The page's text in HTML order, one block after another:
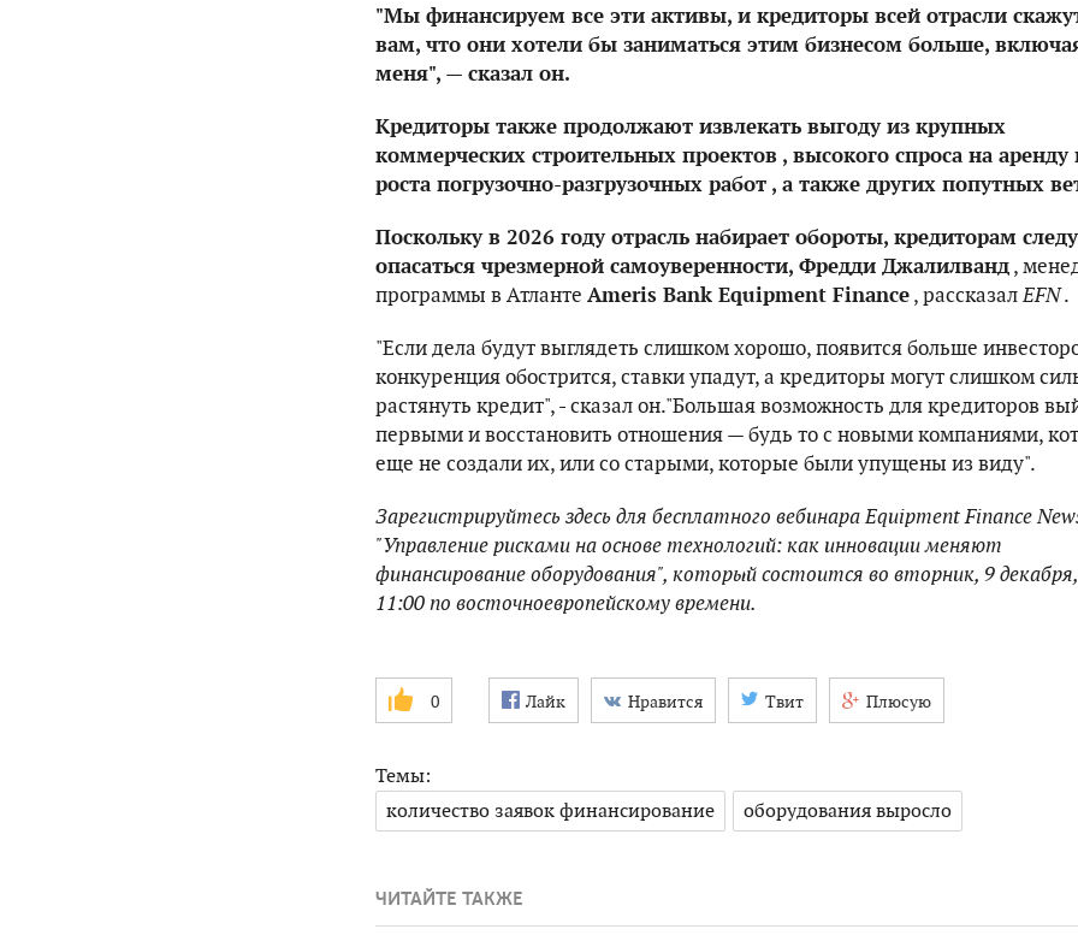
"Мы финансируем все эти активы, и кредиторы всей отрасли
вам, что они хотели бы заниматься этим бизнесом больше,
меня", — сказал он.
Кредиторы также продолжают извлекать выгоду из крупных
коммерческих строительных проектов , высокого спроса на аренду
роста погрузочно-разгрузочных работ , а также других попутных
Поскольку в 2026 году отрасль набирает обороты, кредиторам
опасаться чрезмерной самоуверенности, Фредди Джалилванд,
программы в Атланте Ameris Bank Equipment Finance, рассказалEFN.
"Если дела будут выглядеть слишком хорошо, появится больше
конкуренция обострится, ставки упадут, а кредиторы могут слишком
растянуть кредит", - сказал он."Большая возможность для кредиторов
первыми и восстановить отношения — будь то с новыми компаниями,
еще не создали их, или со старыми, которые были упущены из виду".
Зарегистрируйтесь здесьдля бесплатного вебинара Equipment Finance
"Управление рисками на основе технологий: как инновации меняют
финансирование оборудования", который состоится во вторник, 9
11:00 по восточноевропейскому времени.
0 Лайк Нравится Твит Плюсую
Темы:
количество заявок финансирование
оборудования выросло
ЧИТАЙТЕ ТАКЖЕ